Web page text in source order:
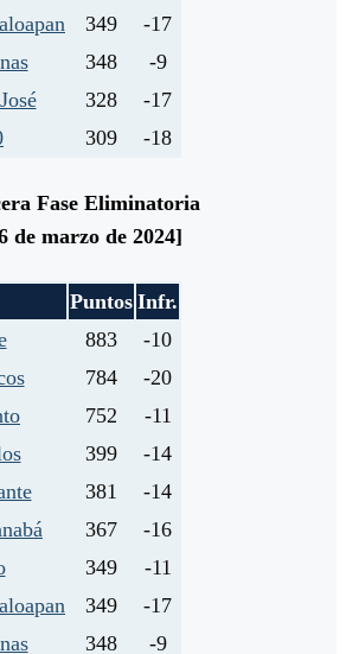
349
-17
348
-9
328
-17
309 -18
Fase Eliminatoria
de marzo de 2024]
Puntos Infr.
883
-10
784
-20
752
-11
399
-14
381
-14
367
-16
349
-11
349
-17
348
-9